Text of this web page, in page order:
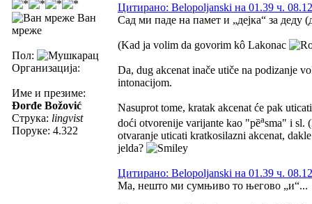
Ван
мреже
Пол:
Организација:
Име и презиме:
Đorđe Božović
Струка: lingvist
Поруке: 4.322
Цитирано: Belopoljanski на 01.39 ч.
Сад ми паде на памет и „дејка“ за деду
(Kad ja volim da govorim kô Lakonac
Da, dug akcenat inače utiče na podizanje
intonacijom.
Nasuprot tome, kratak akcenat će pak
doći otvorenije varijante kao "pȅasma" i sl.
otvaranje uticati kratkosilazni akcenat,
jelda?
Цитирано: Belopoljanski на 01.39 ч.
Ма, нешто ми сумњиво то његово „и“...